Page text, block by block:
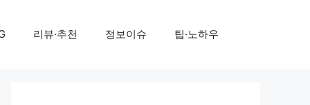
리뷰·추천 정보이슈 팁·노하우